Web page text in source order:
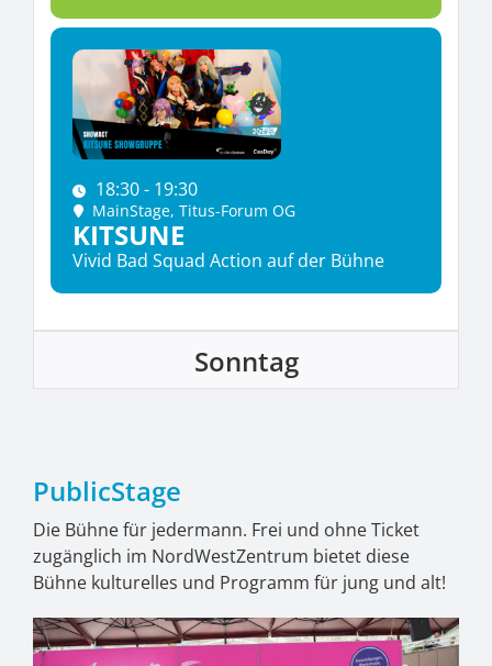
18:30 - 19:30
MainStage, Titus-Forum OG
KITSUNE
Vivid Bad Squad Action auf der Bühne
Sonntag
PublicStage
Die Bühne für jedermann. Frei und ohne Ticket
zugänglich im NordWestZentrum bietet diese
Bühne kulturelles und Programm für jung und alt!